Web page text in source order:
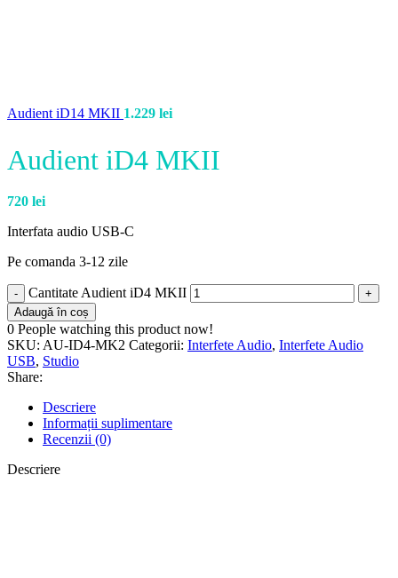
Audient iD14 MKII 1.229 lei
Audient iD4 MKII
720 lei
Interfata audio USB-C
Pe comanda 3-12 zile
Cantitate Audient iD4 MKII
Adaugă în coș
0 People watching this product now!
SKU: AU-ID4-MK2 Categorii: Interfete Audio, Interfete Audio
USB, Studio
Share:
Descriere
Informații suplimentare
Recenzii (0)
Descriere